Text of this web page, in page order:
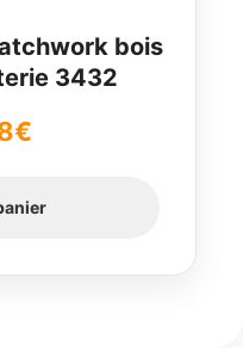
bois
3432
€